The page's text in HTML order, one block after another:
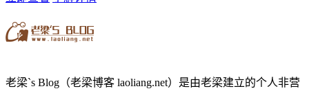
老梁`s Blog（老梁博客 laoliang.net）是由老梁建立的个人非营